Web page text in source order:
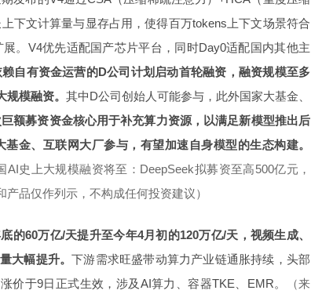
下文计算量与显存占用，使得百万tokens上下文场景符合
。V4优先适配国产芯片平台，同时Day0适配国内其他主
自有资金运营的D公司计划启动首轮融资，融资规模至多
模融资。 其中D公司创始人可能参与，此外国家大基金、
额募资资金核心用于补充算力资源，以满足新模型推出后
金、互联网大厂参与，有望加速自身模型的生态构建。
AI史上大规模融资将至：DeepSeek拟募资至高500亿元，
品仅作列示，不构成任何投资建议）
的60万亿/天提升至今年4月初的120万亿/天，视频生成、
大幅提升。下游需求旺盛带动算力产业链通胀持续，头部
价于9日正式生效，涉及AI算力、容器TKE、EMR。
（来